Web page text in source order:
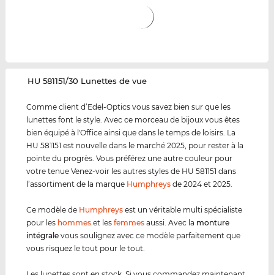
‌HU 581151/30 Lunettes de vue
Comme client d’Edel-Optics vous savez bien sur que les
lunettes font le style. Avec ce morceau de bijoux vous êtes
bien équipé à l'Office ainsi que dans le temps de loisirs. La
HU 581151 est nouvelle dans le marché 2025, pour rester à la
pointe du progrès. Vous préférez une autre couleur pour
votre tenue Venez-voir les autres styles de HU 581151 dans
l’assortiment de la marque Humphreys de 2024 et 2025.
Ce modèle de Humphreys est un véritable multi spécialiste
pour les hommes et lesfemmes aussi. Avec la monture
intégrale vous soulignez avec ce modèle parfaitement que
vous risquez le tout pour le tout.